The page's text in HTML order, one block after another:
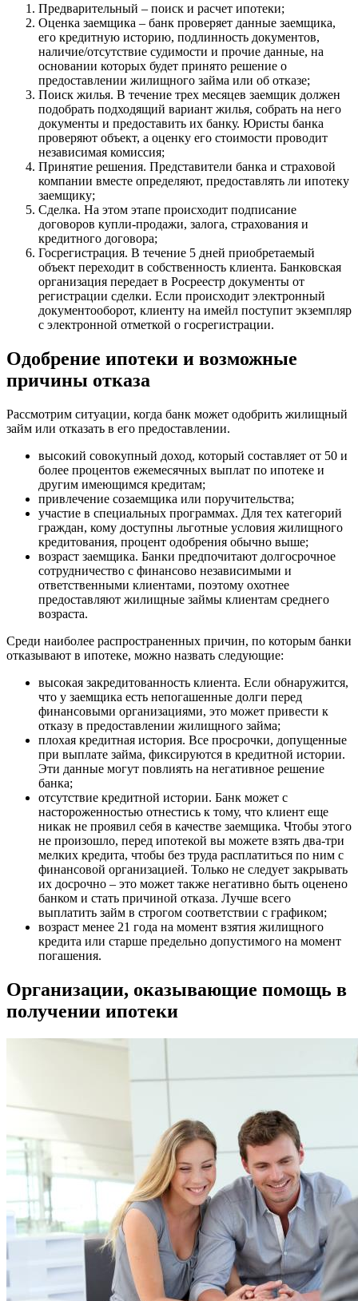
Предварительный – поиск и расчет ипотеки;
Оценка заемщика – банк проверяет данные заемщика,
его кредитную историю, подлинность документов,
наличие/отсутствие судимости и прочие данные, на
основании которых будет принято решение о
предоставлении жилищного займа или об отказе;
Поиск жилья. В течение трех месяцев заемщик должен
подобрать подходящий вариант жилья, собрать на него
документы и предоставить их банку. Юристы банка
проверяют объект, а оценку его стоимости проводит
независимая комиссия;
Принятие решения. Представители банка и страховой
компании вместе определяют, предоставлять ли ипотеку
заемщику;
Сделка. На этом этапе происходит подписание
договоров купли-продажи, залога, страхования и
кредитного договора;
Госрегистрация. В течение 5 дней приобретаемый
объект переходит в собственность клиента. Банковская
организация передает в Росреестр документы от
регистрации сделки. Если происходит электронный
документооборот, клиенту на имейл поступит экземпляр
с электронной отметкой о госрегистрации.
Одобрение ипотеки и возможные
причины отказа
Рассмотрим ситуации, когда банк может одобрить жилищный
займ или отказать в его предоставлении.
высокий совокупный доход, который составляет от 50 и
более процентов ежемесячных выплат по ипотеке и
другим имеющимся кредитам;
привлечение созаемщика или поручительства;
участие в специальных программах. Для тех категорий
граждан, кому доступны льготные условия жилищного
кредитования, процент одобрения обычно выше;
возраст заемщика. Банки предпочитают долгосрочное
сотрудничество с финансово независимыми и
ответственными клиентами, поэтому охотнее
предоставляют жилищные займы клиентам среднего
возраста.
Среди наиболее распространенных причин, по которым банки
отказывают в ипотеке, можно назвать следующие:
высокая закредитованность клиента. Если обнаружится,
что у заемщика есть непогашенные долги перед
финансовыми организациями, это может привести к
отказу в предоставлении жилищного займа;
плохая кредитная история. Все просрочки, допущенные
при выплате займа, фиксируются в кредитной истории.
Эти данные могут повлиять на негативное решение
банка;
отсутствие кредитной истории. Банк может с
настороженностью отнестись к тому, что клиент еще
никак не проявил себя в качестве заемщика. Чтобы этого
не произошло, перед ипотекой вы можете взять два-три
мелких кредита, чтобы без труда расплатиться по ним с
финансовой организацией. Только не следует закрывать
их досрочно – это может также негативно быть оценено
банком и стать причиной отказа. Лучше всего
выплатить займ в строгом соответствии с графиком;
возраст менее 21 года на момент взятия жилищного
кредита или старше предельно допустимого на момент
погашения.
Организации, оказывающие помощь в
получении ипотеки